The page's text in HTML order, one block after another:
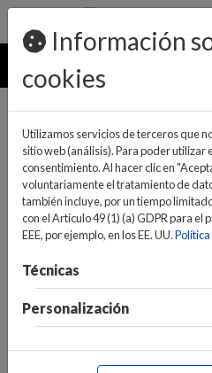
924 047 836
MENU
INICIO>INFORMÁTICA Y
Información
cookies
Utilizamos servicios de terceros que
sitio web (análisis). Para poder utilizar
consentimiento. Al hacer clic en
voluntariamente el tratamiento de
también incluye, por un tiempo
con el Artículo 49 (1) (a) GDPR para
EEE, por ejemplo, en los EE. UU.
Técnicas
Personalización